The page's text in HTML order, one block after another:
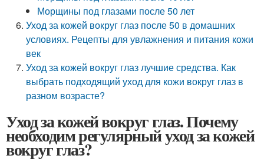
Морщины под глазами после 50 лет
Уход за кожей вокруг глаз после 50 в домашних
условиях. Рецепты для увлажнения и питания кожи
век
Уход за кожей вокруг глаз лучшие средства. Как
выбрать подходящий уход для кожи вокруг глаз в
разном возрасте?
Уход за кожей вокруг глаз. Почему
необходим регулярный уход за кожей
вокруг глаз?